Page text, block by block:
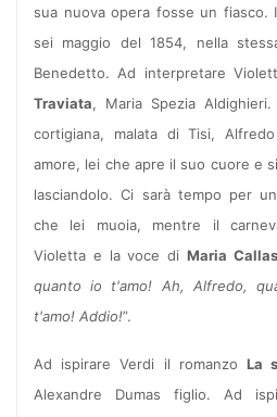
sua nuova opera fosse un
sei maggio del 1854, nella
Benedetto. Ad interpretare
Traviata, Maria Spezia
cortigiana, malata di Tisi,
amore, lei che apre il suo cuore e
lasciandolo. Ci sarà tempo per
che lei muoia, mentre il
Violetta e la voce di Maria Callas
quanto io t'amo! Ah, Alfredo,
t'amo! Addio!”.
Ad ispirare Verdi il romanzoLa
Alexandre Dumas figlio. Ad